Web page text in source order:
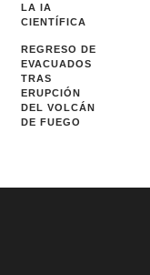
LA IA
CIENTÍFICA
REGRESO DE
EVACUADOS
TRAS
ERUPCIÓN
DEL VOLCÁN
DE FUEGO